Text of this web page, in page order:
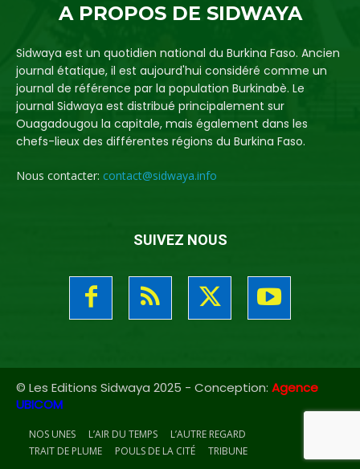
A PROPOS DE SIDWAYA
Sidwaya est un quotidien national du Burkina Faso. Ancien
journal étatique, il est aujourd'hui considéré comme un
journal de référence par la population Burkinabè. Le
journal Sidwaya est distribué principalement sur
Ouagadougou la capitale, mais également dans les
chefs-lieux des différentes régions du Burkina Faso.
Nous contacter: contact@sidwaya.info
SUIVEZ NOUS
© Les Editions Sidwaya 2025 - Conception: Agence
UBICOM
NOS UNES L’AIR DU TEMPS
L’AUTRE REGARD
TRAIT DE PLUME
POULS DE LA CITÉ TRIBUNE